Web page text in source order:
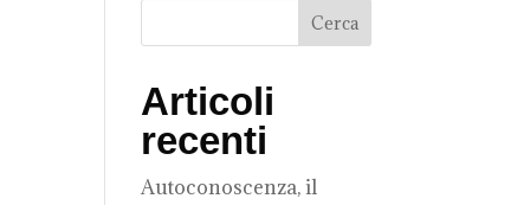
Articoli
recenti
Autoconoscenza, il